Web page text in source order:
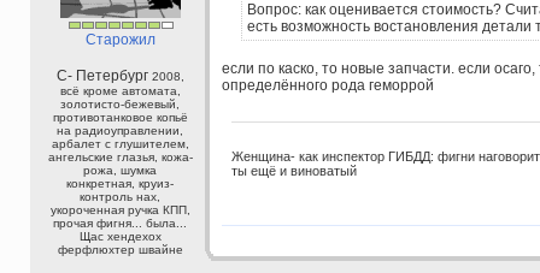
Старожил
С- Петербург 2008,
всё кроме автомата,
золотисто-бежевый,
противотанковое копьё
на радиоуправлении,
арбалет с глушителем,
ангельские глазья, кожа-
рожа, шумка
конкретная, круиз-
контроль нах,
укороченная ручка КПП,
прочая фигня... была...
Щас хендехох
ферфлюхтер швайне
Вопрос: как оценивается стоимость?
есть возможность востановления детали
если по каско, то новые запчасти. если осаго,
определённого рода геморрой
Женщина- как инспектор ГИБДД: фигни
ты ещё и виноватый